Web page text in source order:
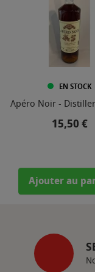
EN STOCK
Apéro Noir -
Prix
15,50 €
Ajouter au